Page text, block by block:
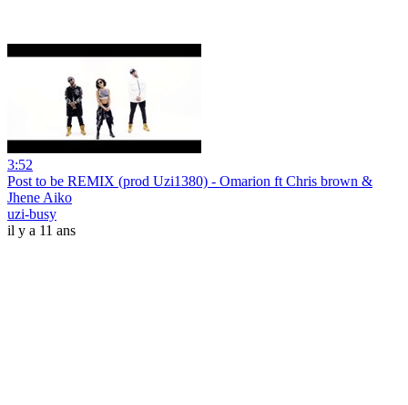
3:52
Post to be REMIX (prod Uzi1380) - Omarion ft Chris brown &
Jhene Aiko
uzi-busy
il y a 11 ans